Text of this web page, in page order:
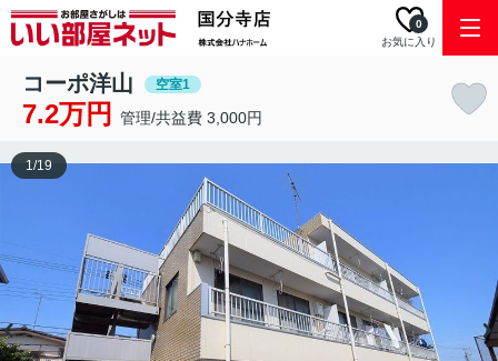
お気に入り
0
コーポ洋山 空室1
7.2万円 管理/共益費 3,000円
1/19